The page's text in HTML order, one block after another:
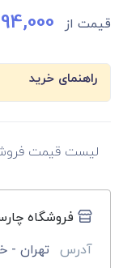
قیمت از
راهنمای خرید
لیست قیمت
فروشگاه
آدرس تهران -